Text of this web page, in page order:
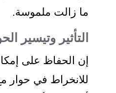
ما زالت ملموسة.
التأثير وتيسير
إن الحفاظ على
للانخراط في حوار